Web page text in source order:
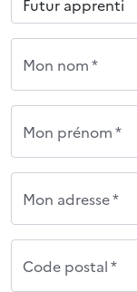
Mon nom *
Mon prénom *
Mon adresse *
Code postal *